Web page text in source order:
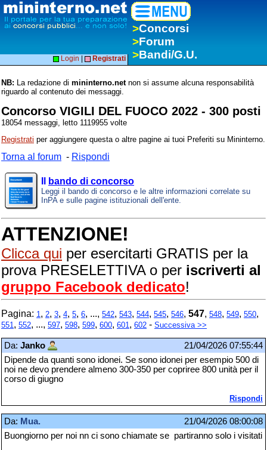
>Concorsi
>Forum
>Bandi/G.U.
Login Registrati
NB: La redazione di mininterno.netnon si assume alcuna responsabilità
riguardo al contenuto dei messaggi.
Concorso VIGILI DEL FUOCO 2022 - 300 posti
18054 messaggi, letto 1119955 volte
Registrati per aggiungere questa o altre pagine ai tuoi Preferiti su Mininterno.
Torna al forum - Rispondi
bando di concorso
Leggi il bando di concorso e le altre informazioni correlate su
InPA e sulle pagine istituzionali dell'ente.
ATTENZIONE!
Clicca qui per esercitarti GRATIS per la
prova PRESELETTIVA o per iscriverti al
gruppo Facebook dedicato!
Pagina: 1 , 2, 3, 4, 5, 6, ..., 542, 543, 544, 545, 546, 547, 548, 549, 550,
551 , 552, ..., 597, 598, 599, 600, 601 , 602 - Successiva >>
Da: Janko
21/04/2026 07:55:44
Dipende da quanti sono idonei. Se sono idonei per esempio 500 di
noi ne devo prendere almeno 300-350 per copriree 800 unità per il
corso di giugno
Rispondi
Da: Mua.
21/04/2026 08:00:08
Buongiorno per noi nn ci sono chiamate se partiranno solo i visitati